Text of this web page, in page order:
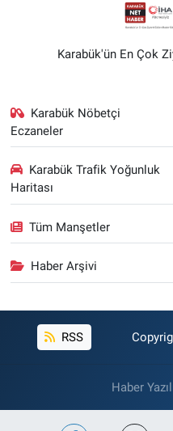
Karabük'ün En Çok
Karabük Nöbetçi
Eczaneler
Karabük Trafik Yoğunluk
Haritası
Tüm Manşetler
Haber Arşivi
RSS
Haber